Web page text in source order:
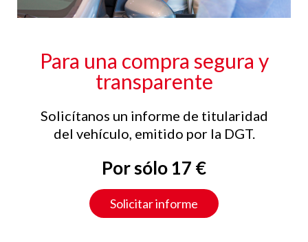
Para una compra segura y
transparente
Solicítanos un informe de titularidad
del vehículo, emitido por la DGT.
Por sólo 17 €
Solicitar informe